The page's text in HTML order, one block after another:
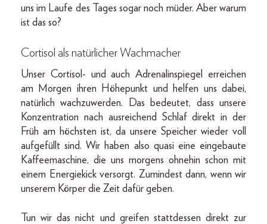
uns im Laufe des Tages sogar noch müder. Aber warum
ist das so?
Cortisol als natürlicher Wachmacher
Unser Cortisol- und auch Adrenalinspiegel erreichen
am Morgen ihren Höhepunkt und helfen uns dabei,
natürlich wachzuwerden. Das bedeutet, dass unsere
Konzentration nach ausreichend Schlaf direkt in der
Früh am höchsten ist, da unsere Speicher wieder voll
aufgefüllt sind. Wir haben also quasi eine eingebaute
Kaffeemaschine, die uns morgens ohnehin schon mit
einem Energiekick versorgt. Zumindest dann, wenn wir
unserem Körper die Zeit dafür geben.
Tun wir das nicht und greifen stattdessen direkt zur